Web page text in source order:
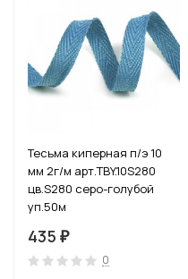
Тесьма киперная п/э 10
мм 2г/м арт.TBY.10S280
цв.S280 серо-голубой
уп.50м
435 ₽
0